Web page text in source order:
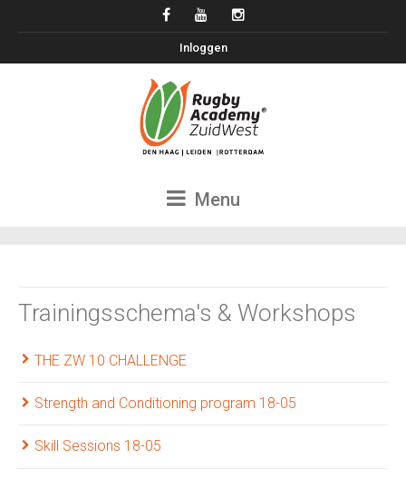
Inloggen
Menu
Trainingsschema's & Workshops
THE ZW 10 CHALLENGE
Strength and Conditioning program 18-05
Skill Sessions 18-05